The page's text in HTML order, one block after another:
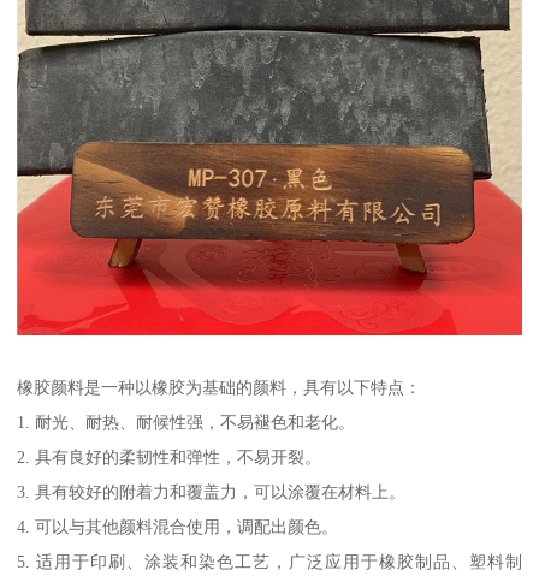
橡胶颜料是一种以橡胶为基础的颜料，具有以下特点：
1. 耐光、耐热、耐候性强，不易褪色和老化。
2. 具有良好的柔韧性和弹性，不易开裂。
3. 具有较好的附着力和覆盖力，可以涂覆在材料上。
4. 可以与其他颜料混合使用，调配出颜色。
5. 适用于印刷、涂装和染色工艺，广泛应用于橡胶制品、塑料制